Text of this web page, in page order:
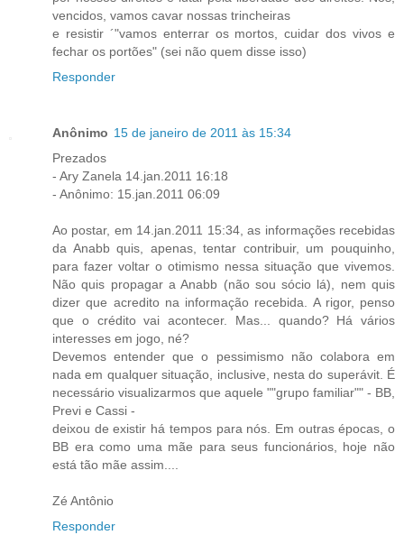
vencidos, vamos cavar nossas trincheiras
e resistir ´"vamos enterrar os mortos, cuidar dos vivos e
fechar os portões" (sei não quem disse isso)
Responder
Anônimo 15 de janeiro de 2011 às 15:34
Prezados
- Ary Zanela 14.jan.2011 16:18
- Anônimo: 15.jan.2011 06:09
Ao postar, em 14.jan.2011 15:34, as informações recebidas
da Anabb quis, apenas, tentar contribuir, um pouquinho,
para fazer voltar o otimismo nessa situação que vivemos.
Não quis propagar a Anabb (não sou sócio lá), nem quis
dizer que acredito na informação recebida. A rigor, penso
que o crédito vai acontecer. Mas... quando? Há vários
interesses em jogo, né?
Devemos entender que o pessimismo não colabora em
nada em qualquer situação, inclusive, nesta do superávit. É
necessário visualizarmos que aquele ""grupo familiar"" - BB,
Previ e Cassi -
deixou de existir há tempos para nós. Em outras épocas, o
BB era como uma mãe para seus funcionários, hoje não
está tão mãe assim....
Zé Antônio
Responder